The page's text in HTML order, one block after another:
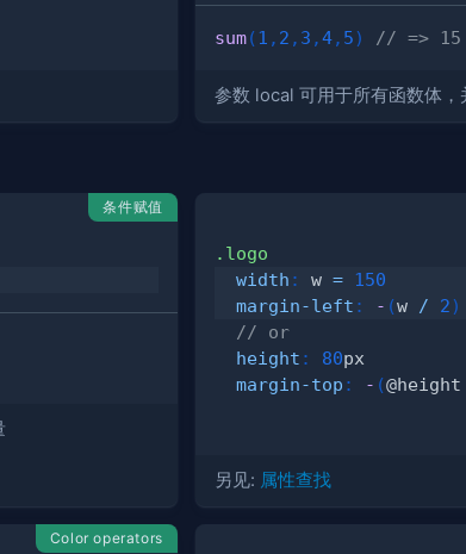
sum(1 , 2 , 3 ,4, 5) // => 15
参数 local 可用于所有函数体
条件赋值
.logo
width : w = 150
margin-left : - (w / 2)
// or
height : 80px
margin-top : - (@height
另见: 属性查找
Color operators